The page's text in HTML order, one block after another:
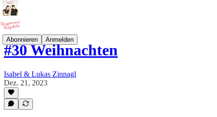
Abonnieren Anmelden
#30 Weihnachten
Isabel & Lukas Zinnagl
Dez. 21, 2023